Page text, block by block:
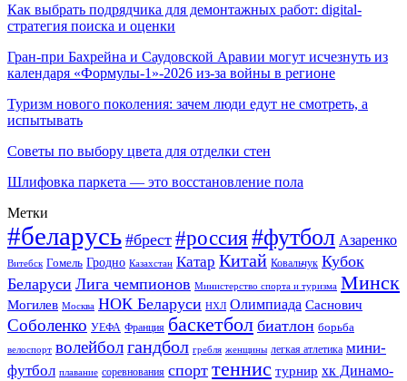
Как выбрать подрядчика для демонтажных работ: digital-
стратегия поиска и оценки
Гран-при Бахрейна и Саудовской Аравии могут исчезнуть из
календаря «Формулы-1»-2026 из-за войны в регионе
Туризм нового поколения: зачем люди едут не смотреть, а
испытывать
Советы по выбору цвета для отделки стен
Шлифовка паркета — это восстановление пола
Метки
#беларусь #брест #россия#футбол Азаренко
Витебск Гомель Гродно Казахстан Катар Китай Ковальчук Кубок
Беларуси Лига чемпионов Министерство спорта и туризма Минск
Могилев Москва НОК Беларуси НХЛ Олимпиада Саснович
Соболенко УЕФА Франция баскетбол биатлон борьба
велоспорт волейболгандбол гребля женщины легкая атлетика мини-
футбол плавание соревнования спорт теннис турнир хк Динамо-